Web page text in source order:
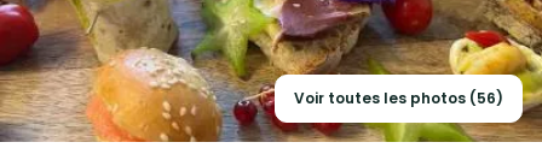
Voir toutes les photos (56)